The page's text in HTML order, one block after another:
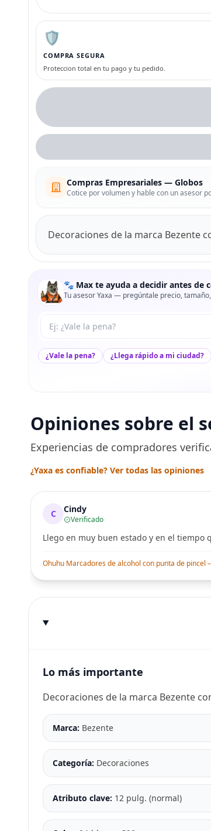
🛡️
COMPRA SEGURA
Proteccion total en tu pago y tu pedido.
Compras Empresariales — Globos
Cotice por volumen y hable con un asesor
Decoraciones de la marca Bezente
🐾 Max te ayuda a decidir antes de
Tu asesor Yaxa — pregúntale precio,
Tu pregunta a Max
¿Vale la pena? ¿Llega rápido a mi ciudad?
Opiniones sobre el
Experiencias de compradores
¿Yaxa es confiable? Ver todas las opiniones
C Cindy
Verificado
Llego en muy buen estado y en el tiempo
Ohuhu Marcadores de alcohol con punta de pincel
Lo más importante
Decoraciones de la marca Bezente
Marca: Bezente
Categoría: Decoraciones
Atributo clave: 12 pulg. (normal)